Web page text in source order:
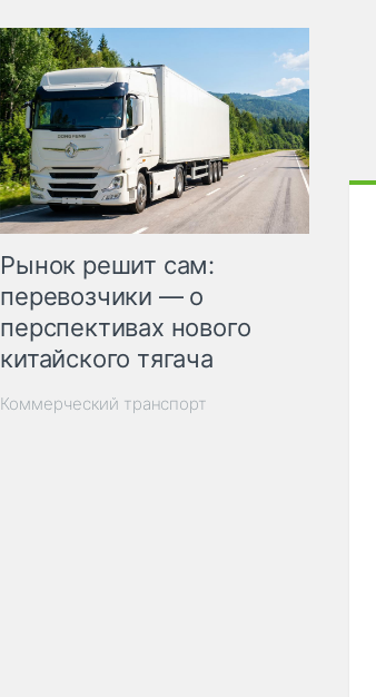
Рынок решит сам:
перевозчики — о
перспективах нового
китайского тягача
Коммерческий транспорт